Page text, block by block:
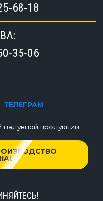
68-18
35-06
ТЕЛЕГРАМ
надувной продукции